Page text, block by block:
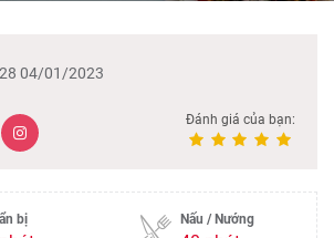
04/01/2023
Đánh giá của bạn:
bị Nấu / Nướng